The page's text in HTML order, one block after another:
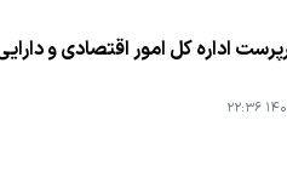
اداره کل امور اقتصادی و